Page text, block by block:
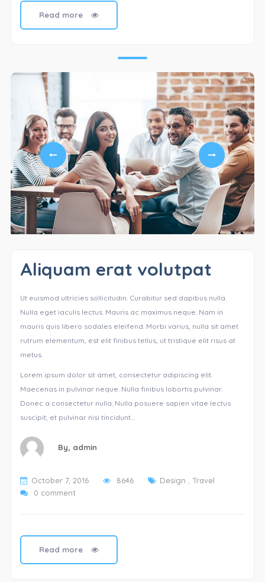
Read more
Aliquam erat volutpat
Ut euismod ultricies sollicitudin. Curabitur sed dapibus nulla.
Nulla eget iaculis lectus. Mauris ac maximus neque. Nam in
mauris quis libero sodales eleifend. Morbi varius, nulla sit amet
rutrum elementum, est elit finibus tellus, ut tristique elit risus at
metus.
Lorem ipsum dolor sit amet, consectetur adipiscing elit.
Maecenas in pulvinar neque. Nulla finibus lobortis pulvinar.
Donec a consectetur nulla. Nulla posuere sapien vitae lectus
suscipit, et pulvinar nisi tincidunt…
By, admin
October 7, 2016 8646 Design
Travel
0 comment
Read more